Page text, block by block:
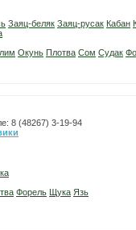
Заяц-беляк Заяц-русак Кабан
Окунь Плотва Сом Судак
8 (48267) 3-19-94
Форель Щука Язь